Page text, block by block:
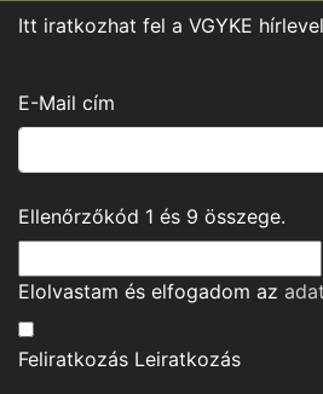
Itt iratkozhat fel a VGYKE
E-Mail cím
Ellenőrzőkód 1 és 9 összege.
Elolvastam és elfogadom az
Feliratkozás Leiratkozás